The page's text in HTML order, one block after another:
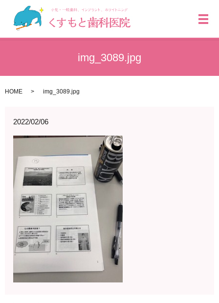
メ
img_3089.jpg
HOME img_3089.jpg
2022/02/06